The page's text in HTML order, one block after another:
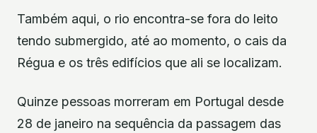
Também aqui, o rio encontra-se fora do leito
tendo submergido, até ao momento, o cais da
Régua e os três edifícios que ali se localizam.
Quinze pessoas morreram em Portugal desde
28 de janeiro na sequência da passagem das